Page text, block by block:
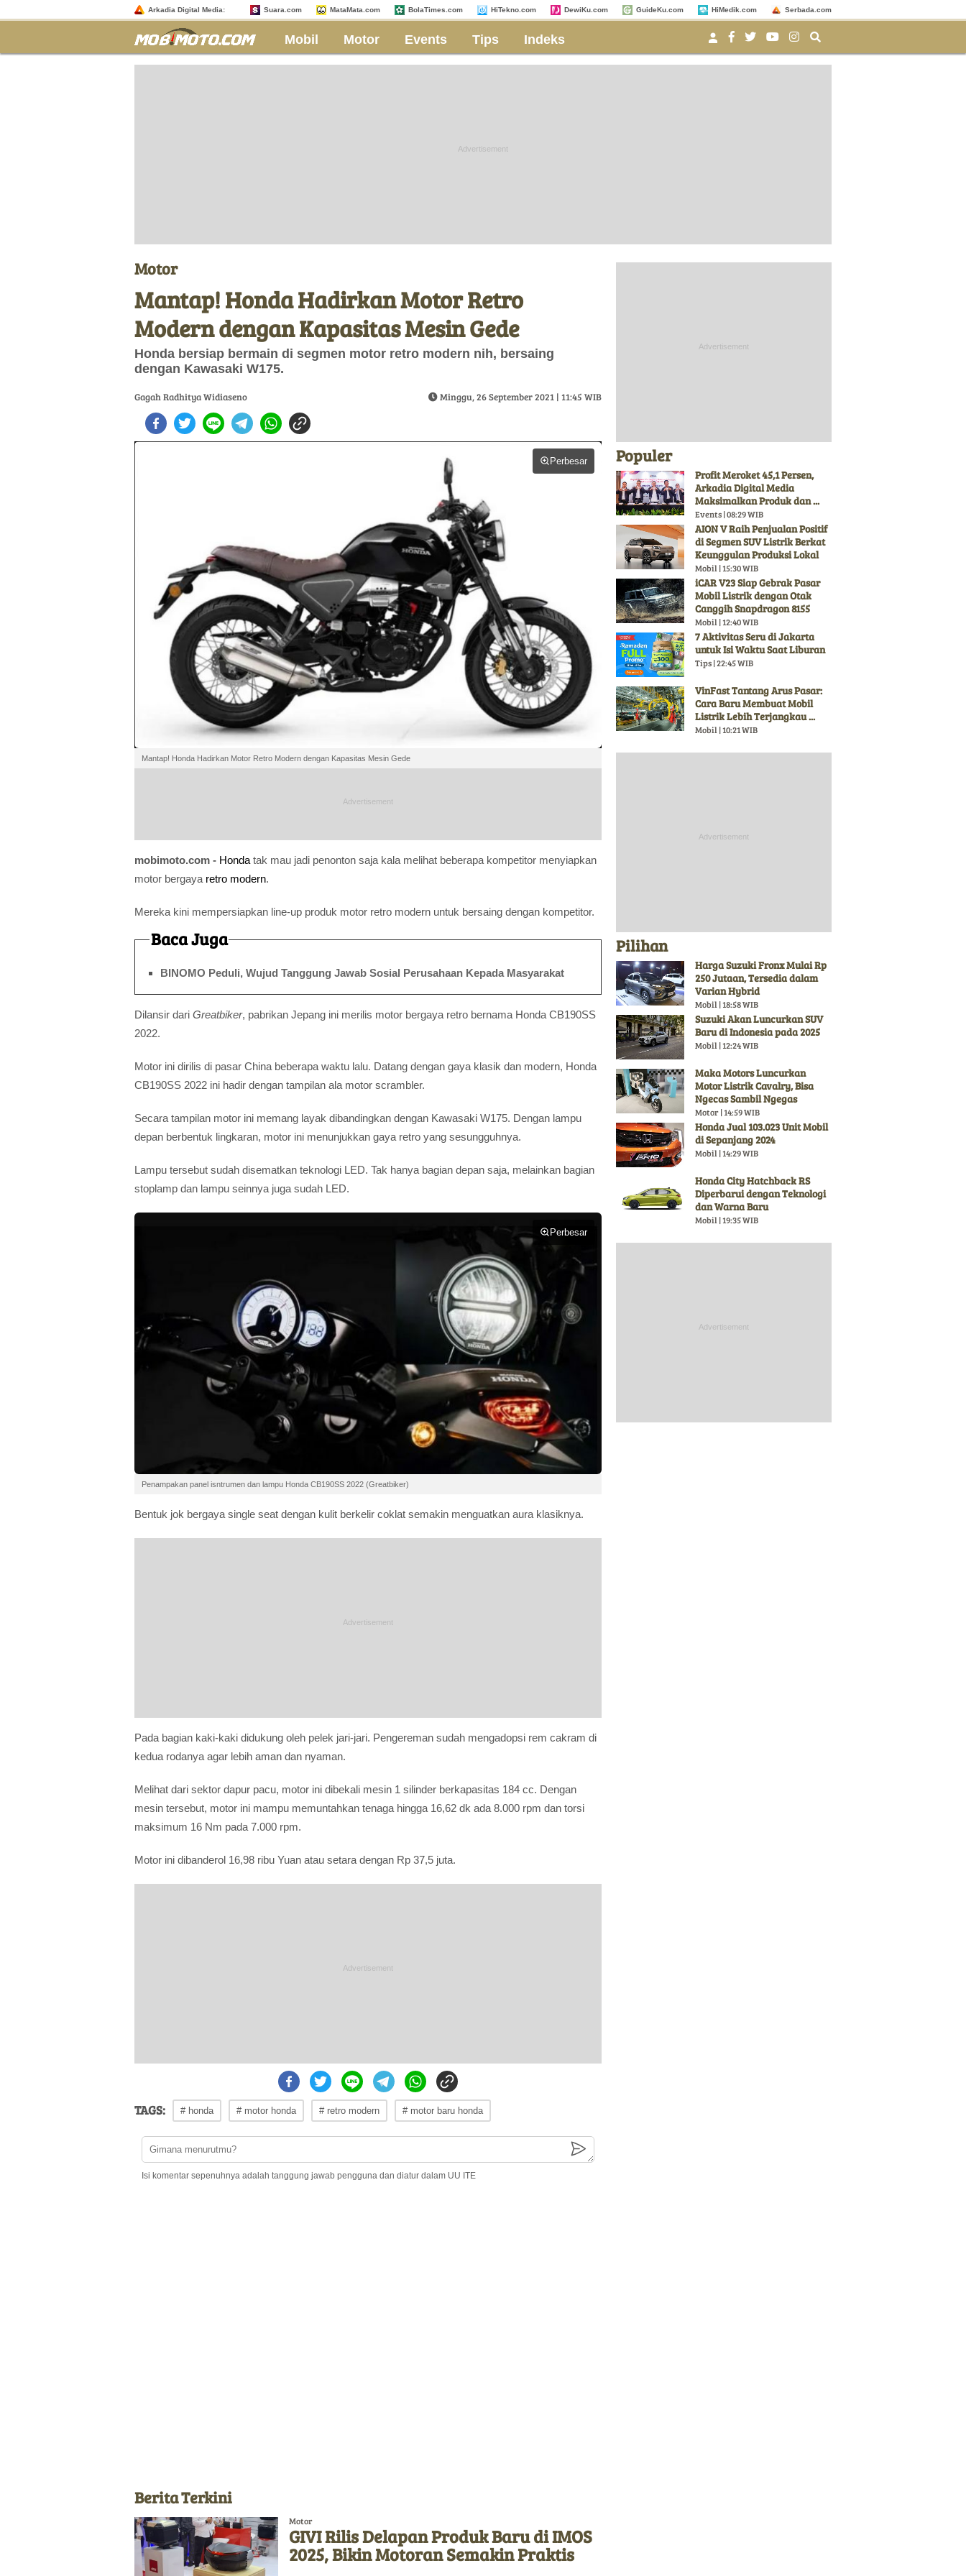
Arkadia Digital Media: Suara.com MataMata.com BolaTimes.com HiTekno.com DewiKu.com GuideKu.com HiMedik.com Serbada.com
Mobil Motor Events Tips Indeks
Motor
Mantap! Honda Hadirkan Motor Retro
Modern dengan Kapasitas Mesin Gede
Honda bersiap bermain di segmen motor retro modern nih, bersaing
dengan Kawasaki W175.
Gagah Radhitya Widiaseno Minggu, 26 September 2021 | 11:45 WIB
Perbesar
Mantap! Honda Hadirkan Motor Retro Modern dengan Kapasitas Mesin Gede
mobimoto.com - Honda tak mau jadi penonton saja kala melihat beberapa kompetitor menyiapkan
motor bergaya retro modern.
Mereka kini mempersiapkan line-up produk motor retro modern untuk bersaing dengan kompetitor.
Baca Juga
BINOMO Peduli, Wujud Tanggung Jawab Sosial Perusahaan Kepada Masyarakat
Dilansir dari Greatbiker, pabrikan Jepang ini merilis motor bergaya retro bernama Honda CB190SS
2022.
Motor ini dirilis di pasar China beberapa waktu lalu. Datang dengan gaya klasik dan modern, Honda
CB190SS 2022 ini hadir dengan tampilan ala motor scrambler.
Secara tampilan motor ini memang layak dibandingkan dengan Kawasaki W175. Dengan lampu
depan berbentuk lingkaran, motor ini menunjukkan gaya retro yang sesungguhnya.
Lampu tersebut sudah disematkan teknologi LED. Tak hanya bagian depan saja, melainkan bagian
stoplamp dan lampu seinnya juga sudah LED.
Perbesar
Penampakan panel isntrumen dan lampu Honda CB190SS 2022 (Greatbiker)
Bentuk jok bergaya single seat dengan kulit berkelir coklat semakin menguatkan aura klasiknya.
Pada bagian kaki-kaki didukung oleh pelek jari-jari. Pengereman sudah mengadopsi rem cakram di
kedua rodanya agar lebih aman dan nyaman.
Melihat dari sektor dapur pacu, motor ini dibekali mesin 1 silinder berkapasitas 184 cc. Dengan
mesin tersebut, motor ini mampu memuntahkan tenaga hingga 16,62 dk ada 8.000 rpm dan torsi
maksimum 16 Nm pada 7.000 rpm.
Motor ini dibanderol 16,98 ribu Yuan atau setara dengan Rp 37,5 juta.
TAGS: # honda # motor honda # retro modern # motor baru honda
Isi komentar sepenuhnya adalah tanggung jawab pengguna dan diatur dalam UU ITE
Berita Terkini
Motor
GIVI Rilis Delapan Produk Baru di IMOS
2025, Bikin Motoran Semakin Praktis
Populer
Profit Meroket 45,1 Persen,
Arkadia Digital Media
Maksimalkan Produk dan ...
Events | 08:29 WIB
AION V Raih Penjualan Positif
di Segmen SUV Listrik Berkat
Keunggulan Produksi Lokal
Mobil | 15:30 WIB
iCAR V23 Siap Gebrak Pasar
Mobil Listrik dengan Otak
Canggih Snapdragon 8155
Mobil | 12:40 WIB
7 Aktivitas Seru di Jakarta
untuk Isi Waktu Saat Liburan
Tips | 22:45 WIB
VinFast Tantang Arus Pasar:
Cara Baru Membuat Mobil
Listrik Lebih Terjangkau ...
Mobil | 10:21 WIB
Pilihan
Harga Suzuki Fronx Mulai Rp
250 Jutaan, Tersedia dalam
Varian Hybrid
Mobil | 18:58 WIB
Suzuki Akan Luncurkan SUV
Baru di Indonesia pada 2025
Mobil | 12:24 WIB
Maka Motors Luncurkan
Motor Listrik Cavalry, Bisa
Ngecas Sambil Ngegas
Motor | 14:59 WIB
Honda Jual 103.023 Unit Mobil
di Sepanjang 2024
Mobil | 14:29 WIB
Honda City Hatchback RS
Diperbarui dengan Teknologi
dan Warna Baru
Mobil | 19:35 WIB